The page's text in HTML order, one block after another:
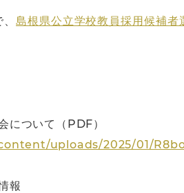
、島根県公立学校教員採用候補者
について（PDF）
uploads/2025/01/
報